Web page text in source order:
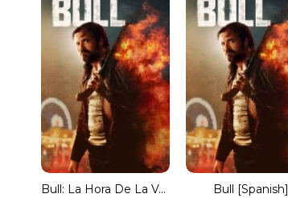
Bull: La Hora De La Venganza [Subtitulado] Bull [Spanish]